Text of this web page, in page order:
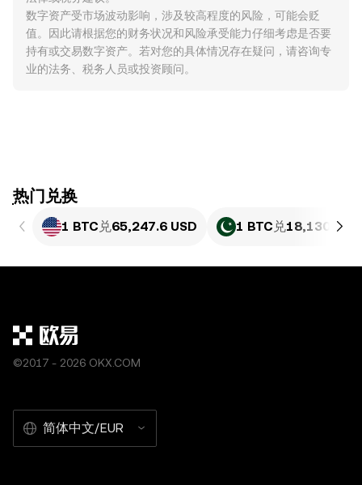
数字资产受市场波动影响，涉及较高程度的风险，可能会贬
值。因此请根据您的财务状况和风险承受能力仔细考虑是否要
持有或交易数字资产。若对您的具体情况存在疑问，请咨询专
业的法务、税务人员或投资顾问。
ִִִִִִִִִִִִִִִִִִִִִִִִִִִִִִִִִִִִִִִִִִִִִִִִ热门兑换
1 BTC 兑65,247.6 USD 1 BTC 兑
©2017 - 2026 OKX.COM
简体中文/EUR